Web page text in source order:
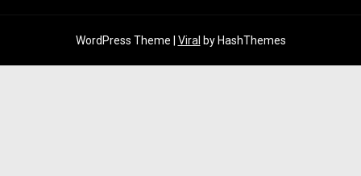
WordPress Theme | Viral by HashThemes